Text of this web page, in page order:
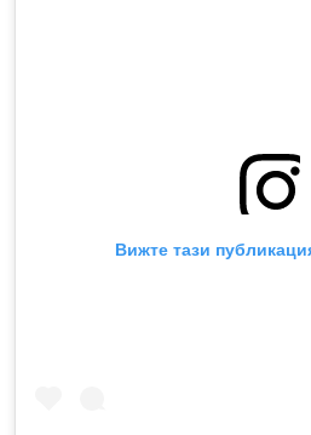
Вижте тази